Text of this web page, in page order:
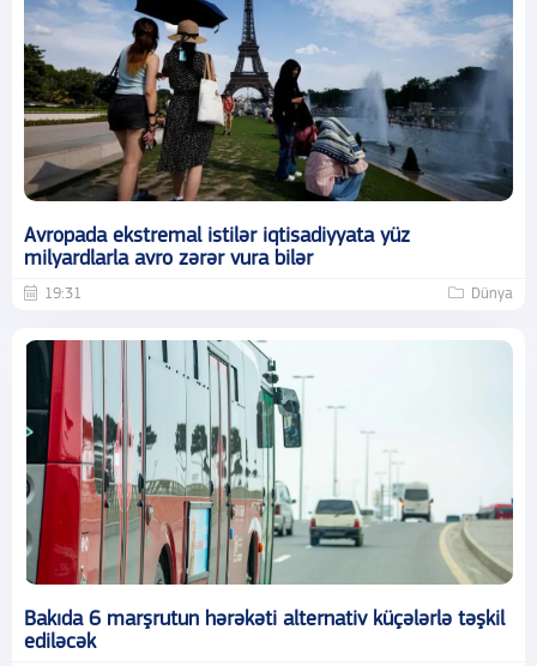
Avropada ekstremal istilər iqtisadiyyata yüz
milyardlarla avro zərər vura bilər
19:31 Dünya
Bakıda 6 marşrutun hərəkəti alternativ küçələrlə təşkil
ediləcək